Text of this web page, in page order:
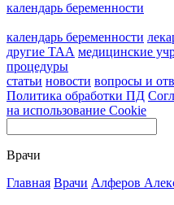
календарь беременности
календарь беременности
другие ТАА медицинские
процедуры
статьи новости вопросы и
Политика обработки ПД
на использование Cookie
Врачи
Главная Врачи Алферов